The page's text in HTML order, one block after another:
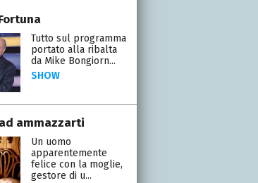
Tutto sul programma
portato alla ribalta
da Mike Bongiorn...
SHOW
ammazzarti
Un uomo
apparentemente
felice con la moglie,
gestore di u...